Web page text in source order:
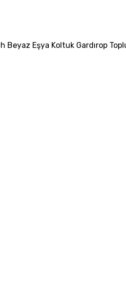
Beyaz Eşya Koltuk Gardırop